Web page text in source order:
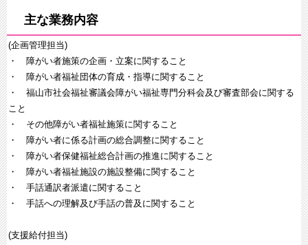
主な業務内容
(企画管理担当)
・ 障がい者施策の企画・立案に関すること
・ 障がい者福祉団体の育成・指導に関すること
・ 福山市社会福祉審議会障がい福祉専門分科会及び審査部会に関する
こと
・ その他障がい者福祉施策に関すること
・ 障がい者に係る計画の総合調整に関すること
・ 障がい者保健福祉総合計画の推進に関すること
・ 障がい者福祉施設の施設整備に関すること
・ 手話通訳者派遣に関すること
・ 手話への理解及び手話の普及に関すること
(支援給付担当)